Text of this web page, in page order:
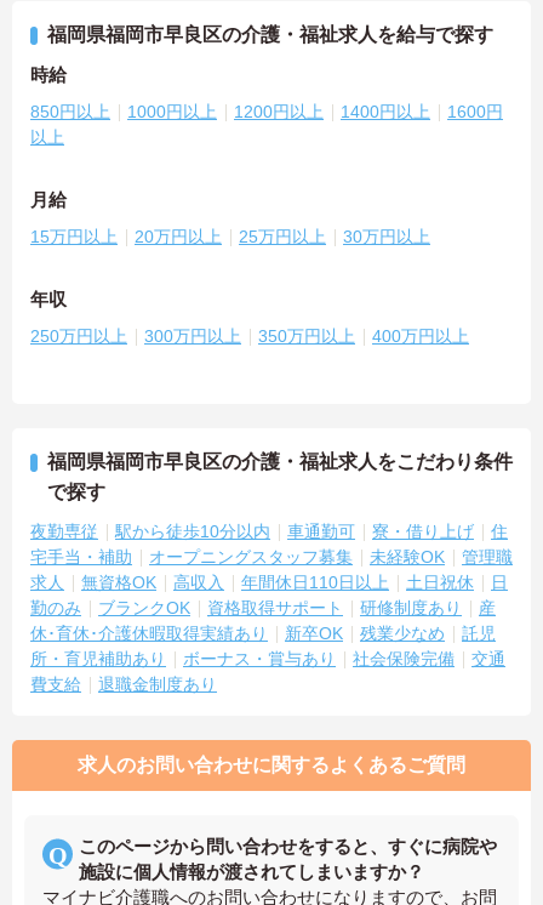
福岡県福岡市早良区の介護・福祉求人を給与で探す
時給
850円以上 1000円以上 1200円以上 1400円以上
1600円
以上
月給
15万円以上 20万円以上 25万円以上 30万円以上
年収
250万円以上 300万円以上 350万円以上 400万円以上
福岡県福岡市早良区の介護・福祉求人をこだわり条件
で探す
夜勤専従 駅から徒歩10分以内 車通勤可 寮・借り上げ
住
宅手当・補助
オープニングスタッフ募集 未経験OK
管理職
求人
無資格OK 高収入 年間休日110日以上 土日祝休
日
勤のみ
ブランクOK 資格取得サポート 研修制度あり
産
休･育休･介護休暇取得実績あり
新卒OK 残業少なめ
託児
所・育児補助あり
ボーナス・賞与あり 社会保険完備
交通
費支給
退職金制度あり
求人のお問い合わせに関するよくあるご質問
このページから問い合わせをすると、すぐに病院や
施設に個人情報が渡されてしまいますか？
マイナビ介護職へのお問い合わせになりますので、お問